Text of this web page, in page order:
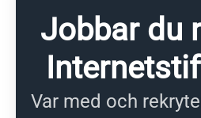
Jobbar du
Var med och